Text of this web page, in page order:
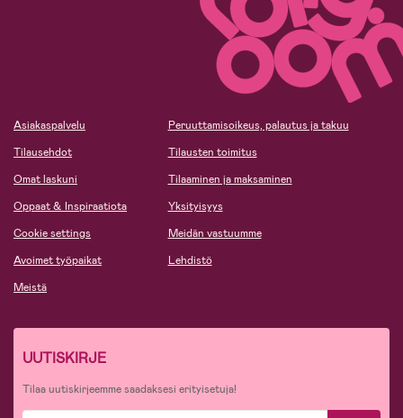
Asiakaspalvelu
Tilausehdot
Omat laskuni
Oppaat & Inspiraatiota
Cookie settings
Avoimet työpaikat
Meistä
Peruuttamisoikeus, palautus ja takuu
Tilausten toimitus
Tilaaminen ja maksaminen
Yksityisyys
Meidän vastuumme
Lehdistö
UUTISKIRJE
Tilaa uutiskirjeemme saadaksesi erityisetuja!